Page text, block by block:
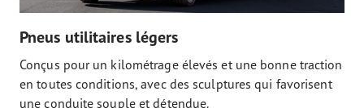
Pneus utilitaires légers
Conçus pour un kilométrage élevés et une bonne traction
en toutes conditions, avec des sculptures qui favorisent
une conduite souple et détendue.